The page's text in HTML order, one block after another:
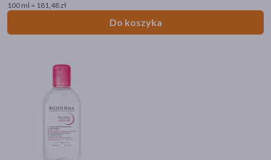
100 ml = 181,48 zł
Do koszyka
Bioderma Hydrabio(13)
Wiek
dla dorosłych